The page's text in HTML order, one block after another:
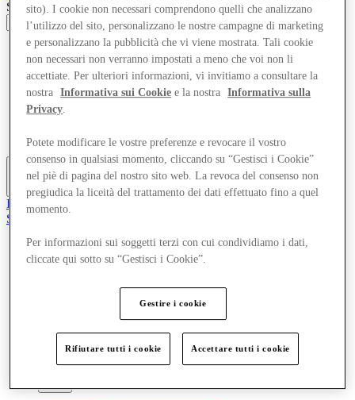
Search input
Negozi
Offerte
Pianifica la tua visita
Cosa c'è in programma
Mangia e Bevi
Servizi
Altro
Il Club
Salvata
Negozi
Pianifica la tua visita
Cosa c'è in programma
Gift Card
Servizi
sito). I cookie non necessari comprendono quelli che analizzano
l’utilizzo del sito, personalizzano le nostre campagne di marketing
e personalizzano la pubblicità che vi viene mostrata. Tali cookie
non necessari non verranno impostati a meno che voi non li
accettiate. Per ulteriori informazioni, vi invitiamo a consultare la
nostra
Informativa sui Cookie e la nostra
Informativa sulla
Privacy.
Potete modificare le vostre preferenze e revocare il vostro
consenso in qualsiasi momento, cliccando su “Gestisci i Cookie”
nel piè di pagina del nostro sito web. La revoca del consenso non
pregiudica la liceità del trattamento dei dati effettuato fino a quel
momento.
Per informazioni sui soggetti terzi con cui condividiamo i dati,
cliccate qui sotto su “Gestisci i Cookie”.
Gestire i cookie
Rifiutare tutti i cookie Accettare tutti i cookie